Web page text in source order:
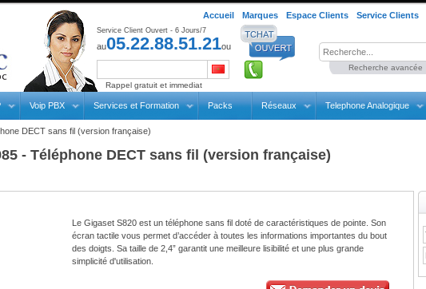
Accueil Marques Espace Clients Service Clients
Recherche avancée
Service Client Ouvert - 6 Jours/7
au05.22.88.51.21ou
Rappel gratuit et immediat
Voip PBX Services et Formation Packs Réseaux Telephone Analogique
DECT sans fil (version française)
- Téléphone DECT sans fil (version française)
Le Gigaset S820 est un téléphone sans fil doté de caractéristiques de pointe. Son
écran tactile vous permet d’accéder à toutes les informations importantes du bout
des doigts. Sa taille de 2,4” garantit une meilleure lisibilité et une plus grande
simplicité d'utilisation.